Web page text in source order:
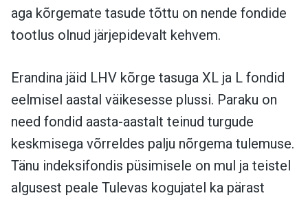
aga kõrgemate tasude tõttu on nende fondide
tootlus olnud järjepidevalt kehvem.
Erandina jäid LHV kõrge tasuga XL ja L fondid
eelmisel aastal väikesesse plussi. Paraku on
need fondid aasta-aastalt teinud turgude
keskmisega võrreldes palju nõrgema tulemuse.
Tänu indeksifondis püsimisele on mul ja teistel
algusest peale Tulevas kogujatel ka pärast